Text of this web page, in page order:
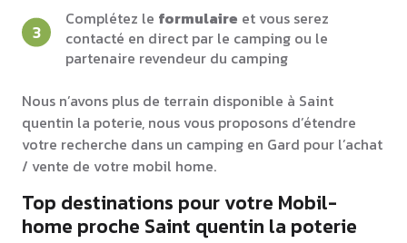
Complétez le formulaire et vous serez
contacté en direct par le camping ou le
partenaire revendeur du camping
Nous n’avons plus de terrain disponible à Saint
quentin la poterie, nous vous proposons d’étendre
votre recherche dans un camping en Gard pour l’achat
/ vente de votre mobil home.
Top destinations pour votre Mobil-
home proche Saint quentin la poterie